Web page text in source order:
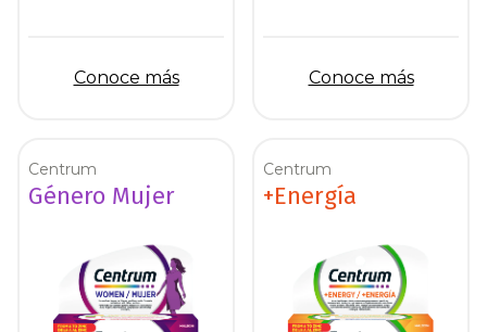
Conoce más Conoce más
Centrum
Género Mujer
Centrum
+Energía